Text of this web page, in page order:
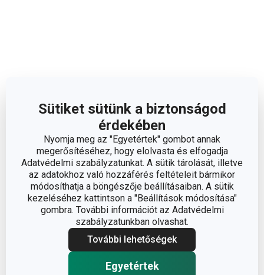
Sütiket sütünk a biztonságod
érdekében
Nyomja meg az "Egyetértek" gombot annak
megerősítéséhez, hogy elolvasta és elfogadja
Adatvédelmi szabályzatunkat. A sütik tárolását, illetve
az adatokhoz való hozzáférés feltételeit bármikor
módosíthatja a böngészője beállításaiban. A sütik
kezeléséhez kattintson a "Beállítások módosítása"
gombra. További információt az Adatvédelmi
szabályzatunkban olvashat.
További lehetőségek
Egyetértek
Méretek
A TERMÉK MAGASSÁGA (CM)